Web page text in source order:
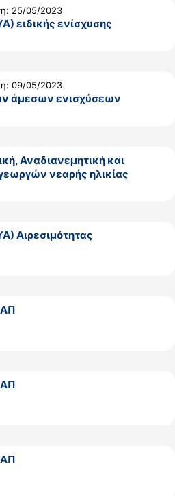
25/05/2023
ειδικής ενίσχυσης
09/05/2023
άμεσων ενισχύσεων
Αναδιανεμητική και
νεαρής ηλικίας
Αιρεσιμότητας